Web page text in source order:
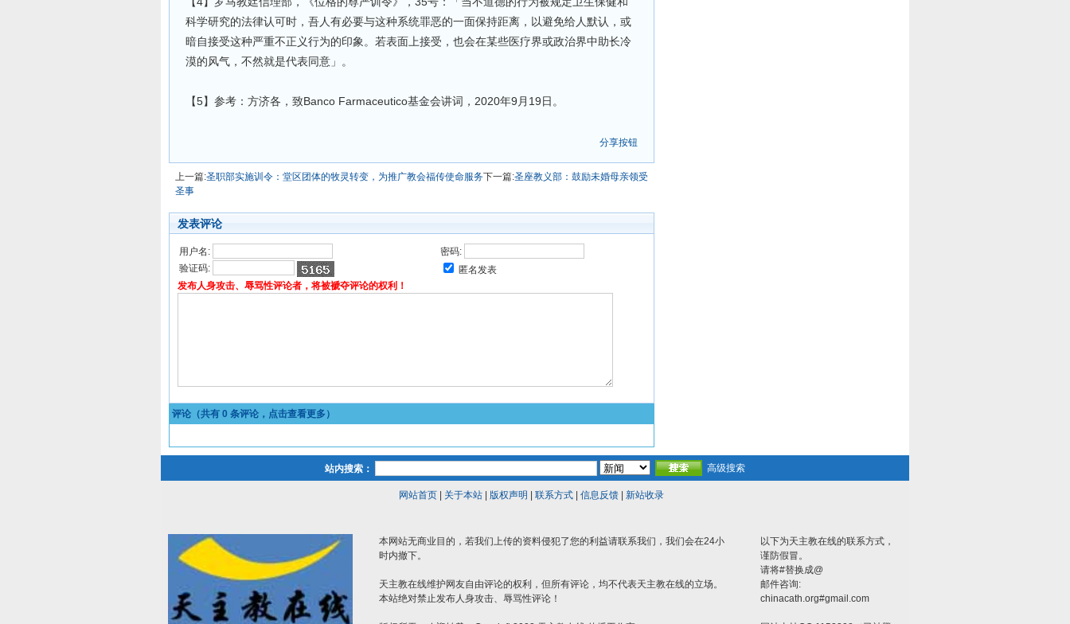
科学研究的法律认可时，吾人有必要与这种系统罪恶的一面保持距离，以避免给人默认，或
暗自接受这种严重不正义行为的印象。若表面上接受，也会在某些医疗界或政治界中助长冷
漠的风气，不然就是代表同意」。
【5】参考：方济各，致Banco Farmaceutico基金会讲词，2020年9月19日。
分享按钮
上一篇:圣职部实施训令：堂区团体的牧灵转变，为推广教会福传使命服务下一篇:圣座教义部：鼓励未婚母亲领受
圣事
发表评论
用户名:
密码:
验证码:
匿名发表
发布人身攻击、辱骂性评论者，将被褫夺评论的权利！
评论（共有 0 条评论，点击查看更多）
站内搜索： 高级搜索
网站首页| 关于本站| 版权声明 联系方式| 信息反馈| 新站收录
本网站无商业目的，若我们上传的资料侵犯了您的利益请联系我们，我们会在24小
时内撤下。
天主教在线维护网友自由评论的权利，但所有评论，均不代表天主教在线的立场。
本站绝对禁止发布人身攻击、辱骂性评论！
以下为天主教在线的联系方式，
谨防假冒。
请将#替换成@
邮件咨询:
chinacath.org#gmail.com